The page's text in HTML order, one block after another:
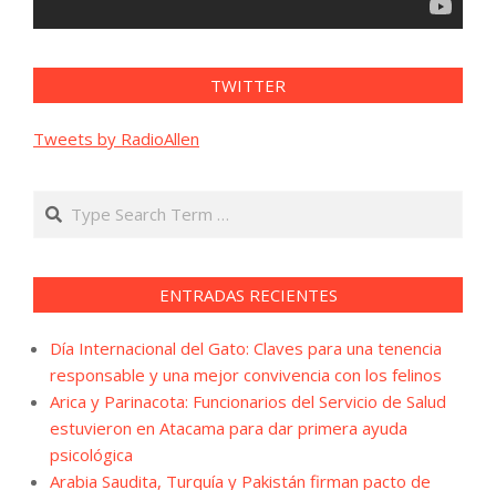
TWITTER
Tweets by RadioAllen
Search
ENTRADAS RECIENTES
Día Internacional del Gato: Claves para una tenencia
responsable y una mejor convivencia con los felinos
Arica y Parinacota: Funcionarios del Servicio de Salud
estuvieron en Atacama para dar primera ayuda
psicológica
Arabia Saudita, Turquía y Pakistán firman pacto de